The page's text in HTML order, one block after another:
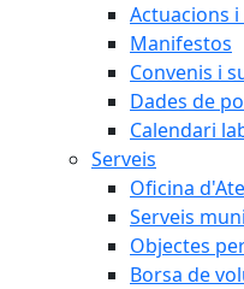
Actuacions
Manifestos
Convenis i
Dades de
Calendari
Serveis
Oficina
Serveis
Objectes
Borsa de